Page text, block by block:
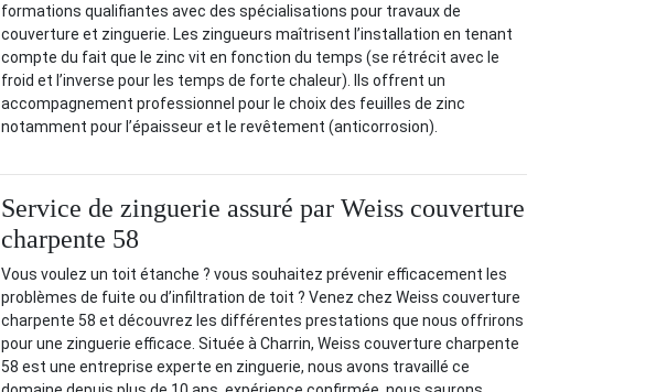
formations qualifiantes avec des spécialisations pour travaux de
couverture et zinguerie. Les zingueurs maîtrisent l’installation en tenant
compte du fait que le zinc vit en fonction du temps (se rétrécit avec le
froid et l’inverse pour les temps de forte chaleur). Ils offrent un
accompagnement professionnel pour le choix des feuilles de zinc
notamment pour l’épaisseur et le revêtement (anticorrosion).
Service de zinguerie assuré par Weiss couverture
charpente 58
Vous voulez un toit étanche ? vous souhaitez prévenir efficacement les
problèmes de fuite ou d’infiltration de toit ? Venez chez Weiss couverture
charpente 58 et découvrez les différentes prestations que nous offrirons
pour une zinguerie efficace. Située à Charrin, Weiss couverture charpente
58 est une entreprise experte en zinguerie, nous avons travaillé ce